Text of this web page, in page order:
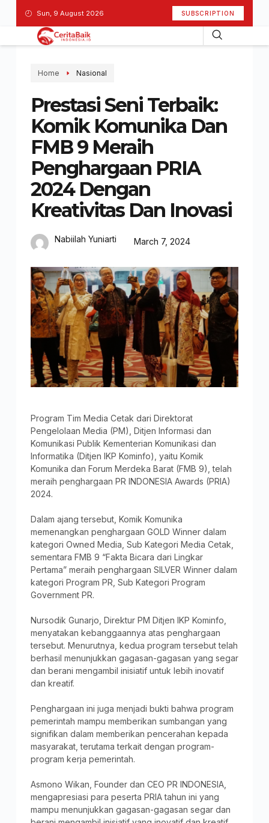
Sun, 9 August 2026 SUBSCRIPTION
Home Nasional
Prestasi Seni Terbaik:
Komik Komunika Dan
FMB 9 Meraih
Penghargaan PRIA
2024 Dengan
Kreativitas Dan Inovasi
Nabiilah Yuniarti March 7, 2024
Program Tim Media Cetak dari Direktorat
Pengelolaan Media (PM), Ditjen Informasi dan
Komunikasi Publik Kementerian Komunikasi dan
Informatika (Ditjen IKP Kominfo), yaitu Komik
Komunika dan Forum Merdeka Barat (FMB 9), telah
meraih penghargaan PR INDONESIA Awards (PRIA)
2024.
Dalam ajang tersebut, Komik Komunika
memenangkan penghargaan GOLD Winner dalam
kategori Owned Media, Sub Kategori Media Cetak,
sementara FMB 9 “Fakta Bicara dari Lingkar
Pertama” meraih penghargaan SILVER Winner dalam
kategori Program PR, Sub Kategori Program
Government PR.
Nursodik Gunarjo, Direktur PM Ditjen IKP Kominfo,
menyatakan kebanggaannya atas penghargaan
tersebut. Menurutnya, kedua program tersebut telah
berhasil menunjukkan gagasan-gagasan yang segar
dan berani mengambil inisiatif untuk lebih inovatif
dan kreatif.
Penghargaan ini juga menjadi bukti bahwa program
pemerintah mampu memberikan sumbangan yang
signifikan dalam memberikan pencerahan kepada
masyarakat, terutama terkait dengan program-
program kerja pemerintah.
Asmono Wikan, Founder dan CEO PR INDONESIA,
mengapresiasi para peserta PRIA tahun ini yang
mampu menunjukkan gagasan-gagasan segar dan